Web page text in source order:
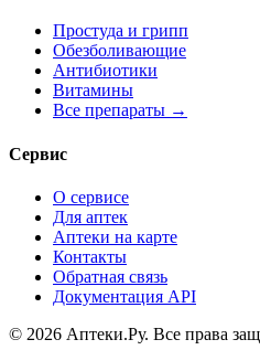
Простуда и грипп
Обезболивающие
Антибиотики
Витамины
Все препараты →
Сервис
О сервисе
Для аптек
Аптеки на карте
Контакты
Обратная связь
Документация API
© 2026 Аптеки.Ру. Все права